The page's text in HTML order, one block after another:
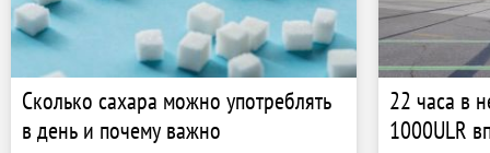
Сколько сахара можно употреблять
в день и почему важно
22 часа в
1000ULR